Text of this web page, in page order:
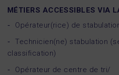
MÉTIERS ACCESSIBLES VIA
Opérateur(rice) de
Technicien(ne) stabulation
classification)
Opérateur de centre de tri/